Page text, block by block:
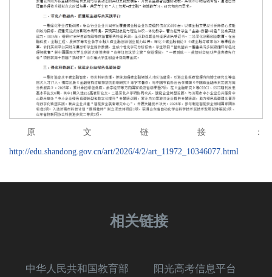
原文链接：
http://edu.shandong.gov.cn/art/2026/4/2/art_11972_10346077.html
相关链接
中华人民共和国教育部 阳光高考信息平台